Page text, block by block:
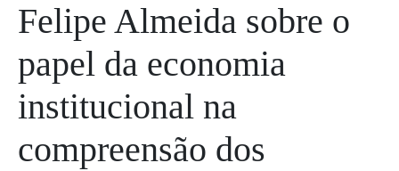
Felipe Almeida sobre o
papel da economia
institucional na
compreensão dos